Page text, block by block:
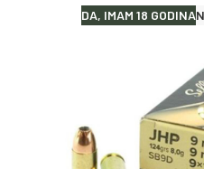
DA, IMAM 18 GODINA